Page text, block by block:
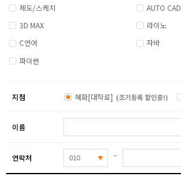
제도/스케치
AUTO CAD
3D MAX
라이노
C언어
자바
파이썬
지점 혜화[대학로] (조기등록 할인중!)
이름
연락처 -